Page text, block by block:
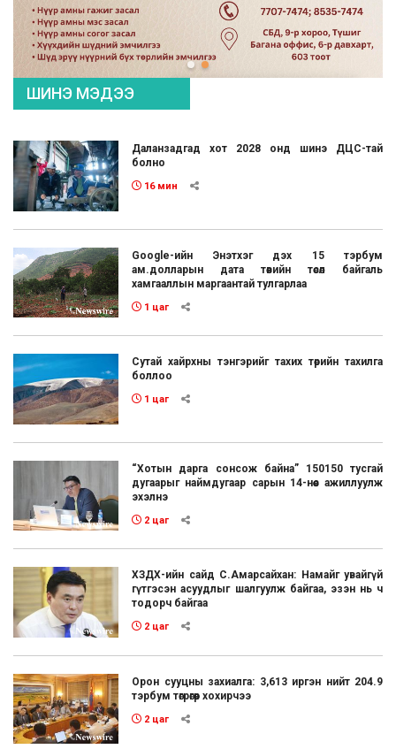
ШИНЭ МЭДЭЭ
Даланзадгад хот 2028 онд шинэ ДЦС-тай
болно
16 мин
Google-ийн Энэтхэг дэх 15 тэрбум
ам.долларын дата төвийн төсөл байгаль
хамгааллын маргаантай тулгарлаа
1 цаг
Сутай хайрхны тэнгэрийг тахих төрийн тахилга
боллоо
1 цаг
“Хотын дарга сонсож байна” 150150 тусгай
дугаарыг наймдугаар сарын 14-нөөс ажиллуулж
эхэлнэ
2 цаг
ХЗДХ-ийн сайд С.Амарсайхан: Намайг увайгүй
гүтгэсэн асуудлыг шалгуулж байгаа, эзэн нь ч
тодорч байгаа
2 цаг
Орон сууцны захиалга: 3,613 иргэн нийт 204.9
тэрбум төгрөгөөр хохирчээ
2 цаг